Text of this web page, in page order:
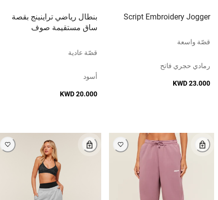
Script Embroidery Jogger
قصّة واسعة
رمادي حجري فاتح
KWD 23.000
بنطال رياضي تراينينج بقصة
ساق مستقيمة صوف
قصّة عادية
أسود
KWD 20.000